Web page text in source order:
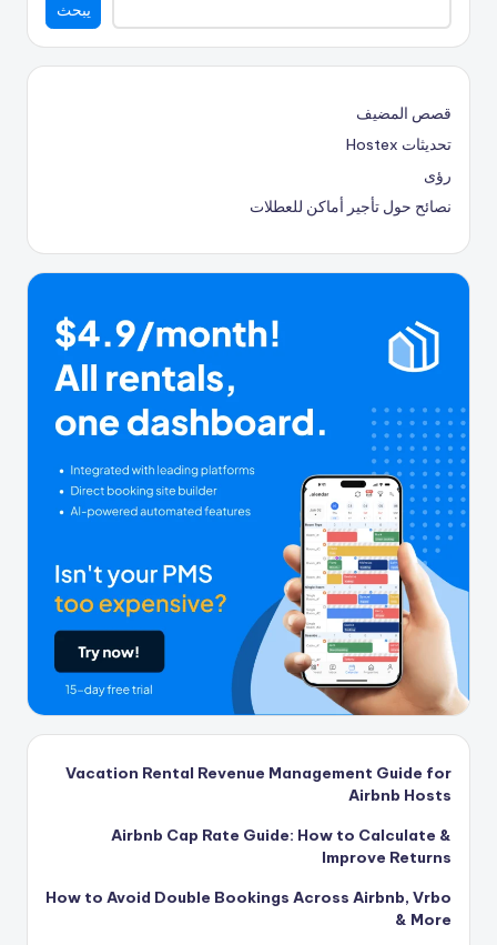
يبحث
قصص المضيف
تحديثات Hostex
رؤى
نصائح حول تأجير أماكن للعطلات
Vacation Rental Revenue Management Guide for
Airbnb Hosts
Airbnb Cap Rate Guide: How to Calculate &
Improve Returns
How to Avoid Double Bookings Across Airbnb, Vrbo
& More